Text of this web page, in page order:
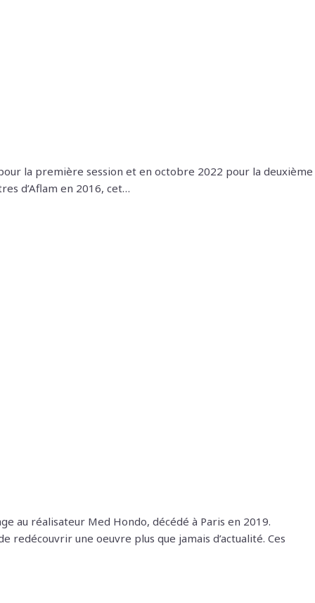
la première session et en octobre 2022 pour la deuxième
d’Aflam en 2016, cet…
au réalisateur Med Hondo, décédé à Paris en 2019.
une oeuvre plus que jamais d’actualité. Ces